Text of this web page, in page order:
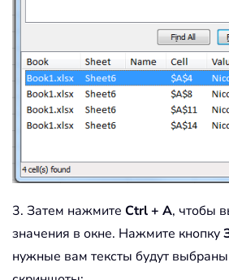
3. Затем нажмите Ctrl + A, чтобы
значения в окне. Нажмите кнопку
нужные вам тексты будут